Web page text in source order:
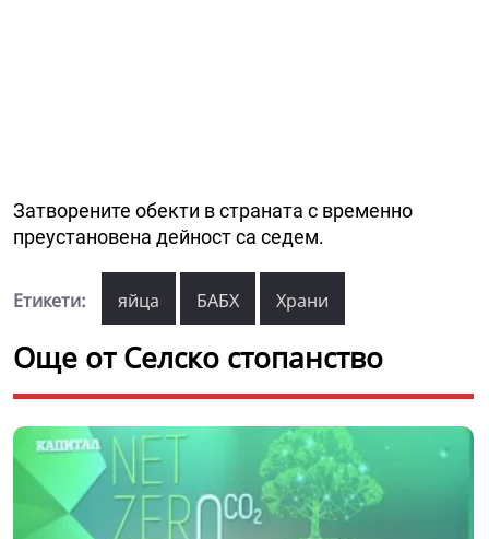
Затворените обекти в страната с временно
преустановена дейност са седем.
Етикети: яйца БАБХ Храни
Още от Селско стопанство